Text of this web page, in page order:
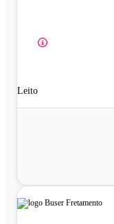
Leito